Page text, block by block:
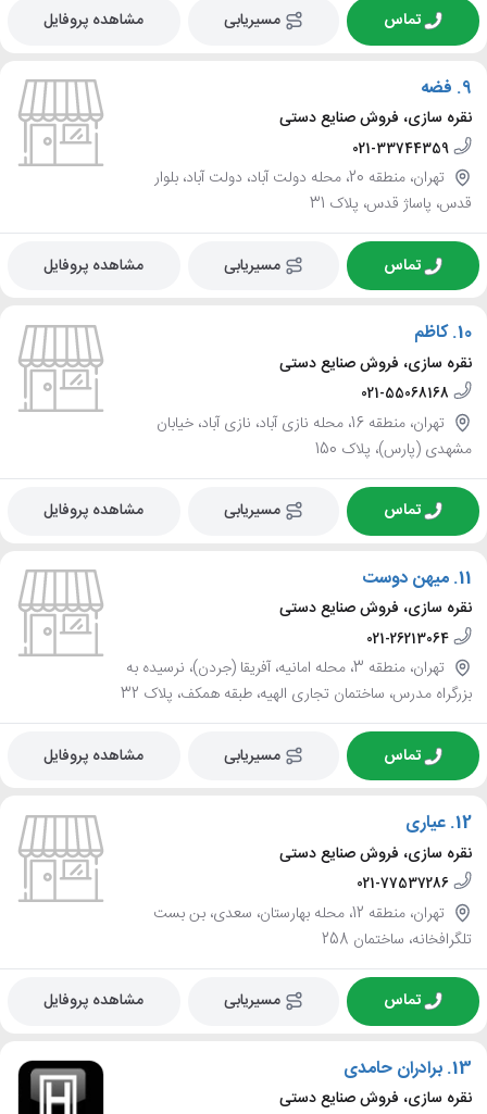
تماس مسیریابی مشاهده پروفایل
9. فضه
نقره سازی، فروش صنایع دستی
021-33744359
تهران، منطقه 20، محله دولت آباد، دولت آباد، بلوار
قدس، پاساژ قدس، پلاک 31
تماس مسیریابی مشاهده پروفایل
10. کاظم
نقره سازی، فروش صنایع دستی
021-55068168
تهران، منطقه 16، محله نازی آباد، نازی آباد، خیابان
مشهدی (پارس)، پلاک 150
تماس مسیریابی مشاهده پروفایل
11. میهن دوست
نقره سازی، فروش صنایع دستی
021-26213064
تهران، منطقه 3، محله امانیه، آفریقا (جردن)، نرسیده به
بزرگراه مدرس، ساختمان تجاری الهیه، طبقه همکف، پلاک 32
تماس مسیریابی مشاهده پروفایل
12. عیاری
نقره سازی، فروش صنایع دستی
021-77537286
تهران، منطقه 12، محله بهارستان، سعدی، بن بست
تلگرافخانه، ساختمان 258
تماس مسیریابی مشاهده پروفایل
13. برادران حامدی
نقره سازی، فروش صنایع دستی